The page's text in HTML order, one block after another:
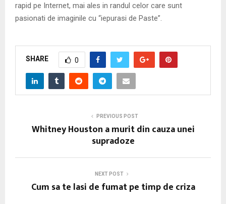
rapid pe Internet, mai ales in randul celor care sunt
pasionati de imaginile cu “iepurasi de Paste”.
SHARE 0
PREVIOUS POST
Whitney Houston a murit din cauza unei
supradoze
NEXT POST
Cum sa te lasi de fumat pe timp de criza